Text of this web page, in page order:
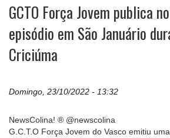
GCTO Força Jovem publica
episódio em São Januário
Criciúma
Domingo, 23/10/2022 - 13:32
NewsColina! ® @newscolina
G.C.T.O Força Jovem do Vasco emitiu